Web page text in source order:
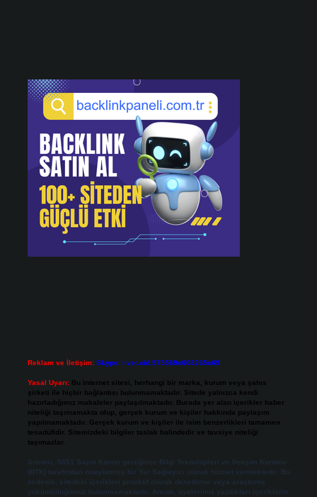
Reklam ve İletişim: Skype: live:.cid.575569c608265c69
Yasal Uyarı: Bu internet sitesi, herhangi bir marka, kurum veya şahıs
şirketi ile hiçbir bağlantısı bulunmamaktadır. Sitede yalnızca kendi
hazırladığımız makaleler paylaşılmaktadır. Burada yer alan içerikler haber
niteliği taşımamakta olup, gerçek kurum ve kişiler hakkında paylaşım
yapılmamaktadır. Gerçek kurum ve kişiler ile isim benzerlikleri tamamen
tesadüfidir. Sitemizdeki bilgiler taslak halindedir ve tavsiye niteliği
taşımazlar.
Sitemiz, 5651 Sayılı Kanun gereğince Bilgi Teknolojileri ve İletişim Kurumu
(BTK) tarafından onaylanmış bir Yer Sağlayıcı olarak hizmet vermektedir. Bu
nedenle, sitedeki içerikleri proaktif olarak denetleme veya araştırma
yükümlülüğümüz bulunmamaktadır. Ancak, üyelerimiz yazdıkları içeriklerin